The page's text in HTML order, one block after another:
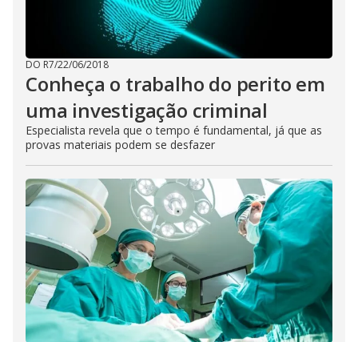
DO R7/22/06/2018
Conheça o trabalho do perito em
uma investigação criminal
Especialista revela que o tempo é fundamental, já que as
provas materiais podem se desfazer